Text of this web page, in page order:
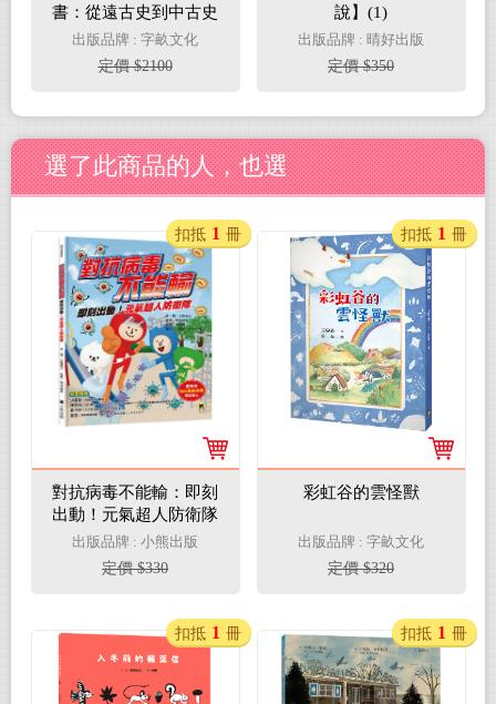
書：從遠古史到中古史
（五冊+五集有聲書）
出版品牌 : 字畝文化
定價 $2100
說】(1)
出版品牌 : 晴好出版
定價 $350
選了此商品的人，也選
對抗病毒不能輸：即刻
出動！元氣超人防衛隊
出版品牌 : 小熊出版
定價 $330
扣抵 1 冊
彩虹谷的雲怪獸
出版品牌 : 字畝文化
定價 $320
扣抵 1 冊
扣抵 1 冊 扣抵 1 冊